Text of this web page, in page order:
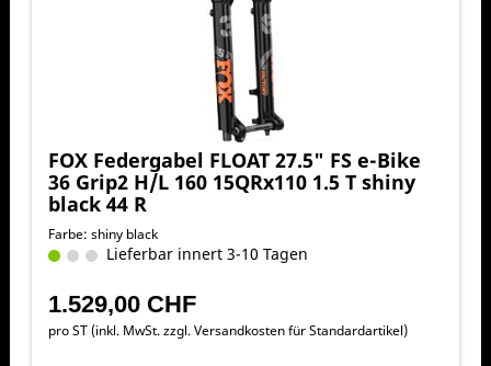
FOX Federgabel FLOAT 27.5" FS e-Bike
36 Grip2 H/L 160 15QRx110 1.5 T shiny
black 44 R
Farbe: shiny black
Lieferbar innert 3-10 Tagen
1.529,00 CHF
pro ST (inkl. MwSt. zzgl.Versandkosten für Standardartikel)